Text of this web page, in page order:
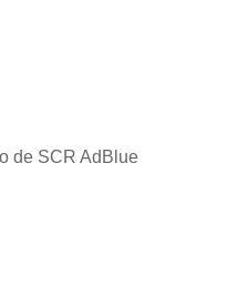
de SCR AdBlue